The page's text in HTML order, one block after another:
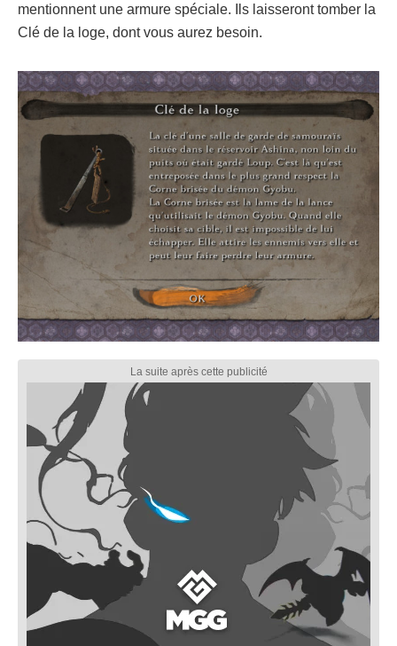
mentionnent une armure spéciale. Ils laisseront tomber la
Clé de la loge, dont vous aurez besoin.